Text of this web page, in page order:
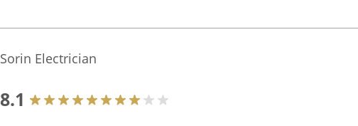
Sorin Electrician
8.1